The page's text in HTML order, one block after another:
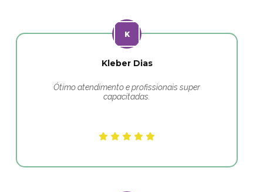
Kleber Dias
Ótimo atendimento e profissionais super
capacitadas.